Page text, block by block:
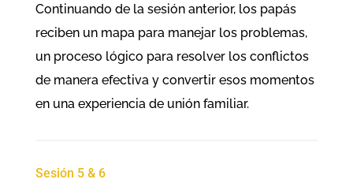
Continuando de la sesión anterior, los papás
reciben un mapa para manejar los problemas,
un proceso lógico para resolver los conflictos
de manera efectiva y convertir esos momentos
en una experiencia de unión familiar.
Sesión 5 & 6